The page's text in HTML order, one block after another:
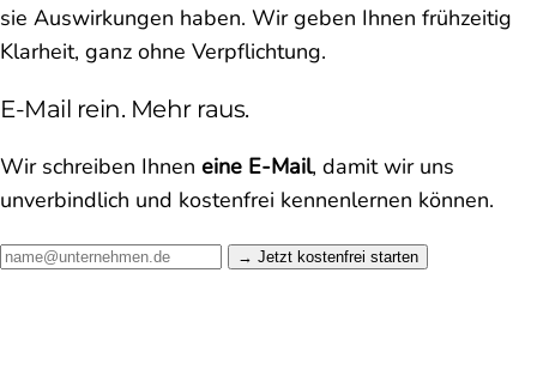
sie Auswirkungen haben. Wir geben Ihnen frühzeitig
Klarheit, ganz ohne Verpflichtung.
E-Mail rein. Mehr raus.
Wir schreiben Ihnen eine E-Mail, damit wir uns
unverbindlich und kostenfrei kennenlernen können.
Jetzt kostenfrei starten →